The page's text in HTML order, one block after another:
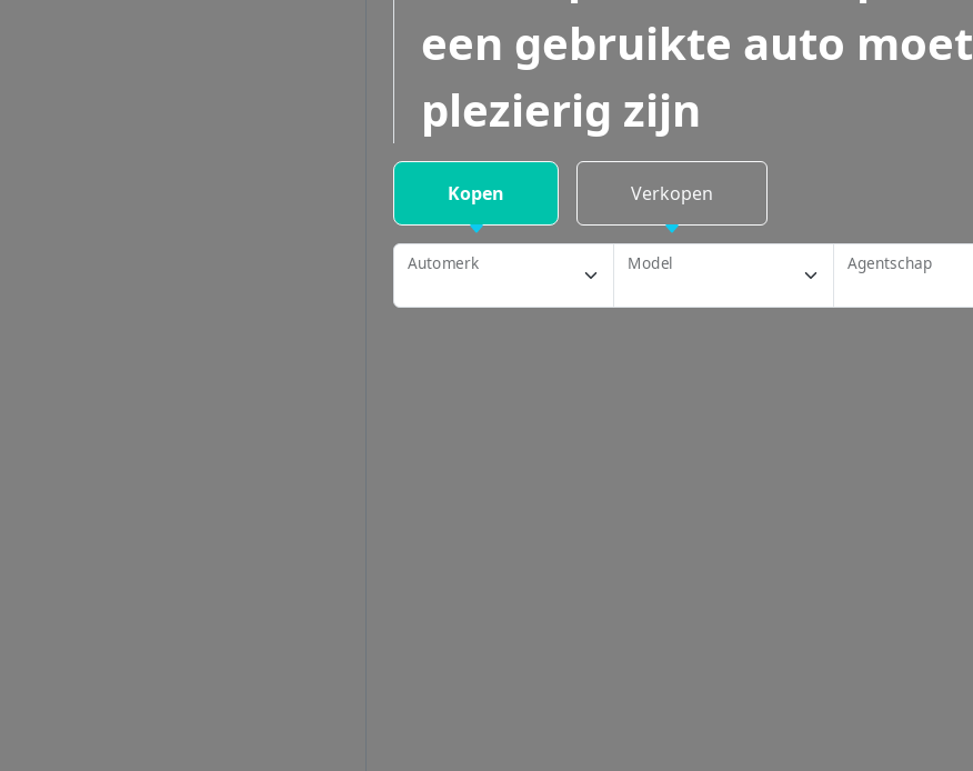
een gebruikte auto moet
plezierig zijn
Kopen Verkopen
Automerk Model Agentschap